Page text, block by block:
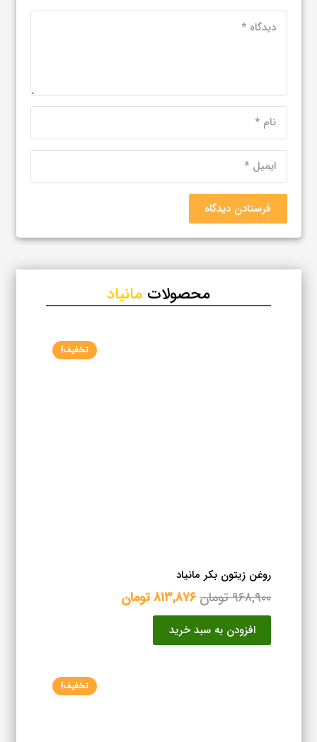
فرستادن دیدگاه
محصولات مانیاد
تخفیف!
روغن زیتون بکر مانیاد
۹۶۸,۹۰۰تومانقیمت
اصلی
بود.
۸۱۳,۸۷۶تومان
افزودن به سبد خرید
تخفیف!